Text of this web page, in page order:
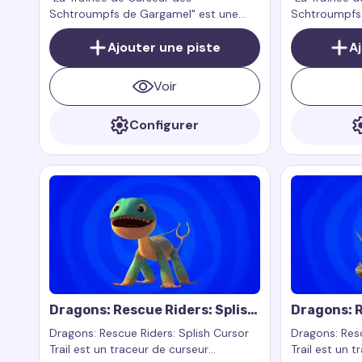
Schtroumpfs de Gargamel" est une
extension de navigateur créée par des
fans qui ajoute un effet de curseur
magique et espiègle inspiré par le rusé
et joueur Gargamel de la franchise "Les
Schtroumpfs".
Ajouter une piste
Voir
Configurer
charmant
souris, qui
déplacez la
Dragons: Rescue Riders: Splish
Cursor Trail
Dragons: Rescue Riders: Splish Cursor
Trail est un traceur de curseur
Dragons:
Cutter
Dragons:
Trail est un